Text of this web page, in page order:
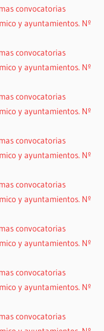
convocatorias
y ayuntamientos. Nº
convocatorias
y ayuntamientos. Nº
convocatorias
y ayuntamientos. Nº
convocatorias
y ayuntamientos. Nº
convocatorias
y ayuntamientos. Nº
convocatorias
y ayuntamientos. Nº
convocatorias
y ayuntamientos. Nº
convocatorias